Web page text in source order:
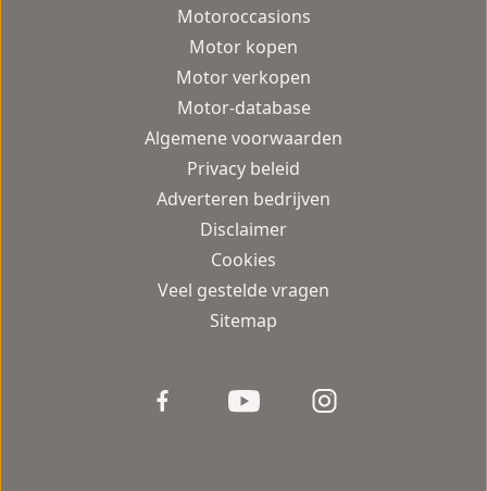
Motoroccasions
Motor kopen
Motor verkopen
Motor-database
Algemene voorwaarden
Privacy beleid
Adverteren bedrijven
Disclaimer
Cookies
Veel gestelde vragen
Sitemap